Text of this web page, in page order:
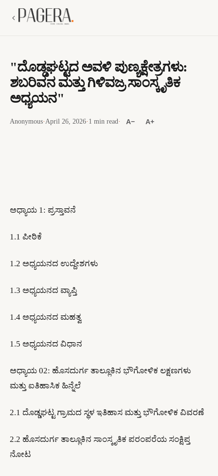
​"ದೊಡ್ಡಘಟ್ಟದ ಅವಳಿ ಪುಣ್ಯಕ್ಷೇತ್ರಗಳು:
ಶಬರಿವನ ಮತ್ತು ಗಿಳಿವಜ್ರ ಸಾಂಸ್ಕೃತಿಕ
ಅಧ್ಯಯನ"
Anonymous·April 26, 2026· 1 min read· A− A+
​ಅಧ್ಯಾಯ 1: ಪ್ರಸ್ತಾವನೆ
1.1 ಪೀಠಿಕೆ
1.2 ಅಧ್ಯಯನದ ಉದ್ದೇಶಗಳು
1.3 ಅಧ್ಯಯನದ ವ್ಯಾಪ್ತಿ
1.4 ಅಧ್ಯಯನದ ಮಹತ್ವ
1.5 ಅಧ್ಯಯನದ ವಿಧಾನ
​ಅಧ್ಯಾಯ 02: ಹೊಸದುರ್ಗ ತಾಲ್ಲೂಕಿನ ಭೌಗೋಳಿಕ ಲಕ್ಷಣಗಳು
ಮತ್ತು ಐತಿಹಾಸಿಕ ಹಿನ್ನೆಲೆ
2.1 ದೊಡ್ಡಘಟ್ಟ ಗ್ರಾಮದ ಸ್ಥಳ ಇತಿಹಾಸ ಮತ್ತು ಭೌಗೋಳಿಕ ವಿವರಣೆ
2.2 ಹೊಸದುರ್ಗ ತಾಲ್ಲೂಕಿನ ಸಾಂಸ್ಕೃತಿಕ ಪರಂಪರೆಯ ಸಂಕ್ಷಿಪ್ತ
ನೋಟ